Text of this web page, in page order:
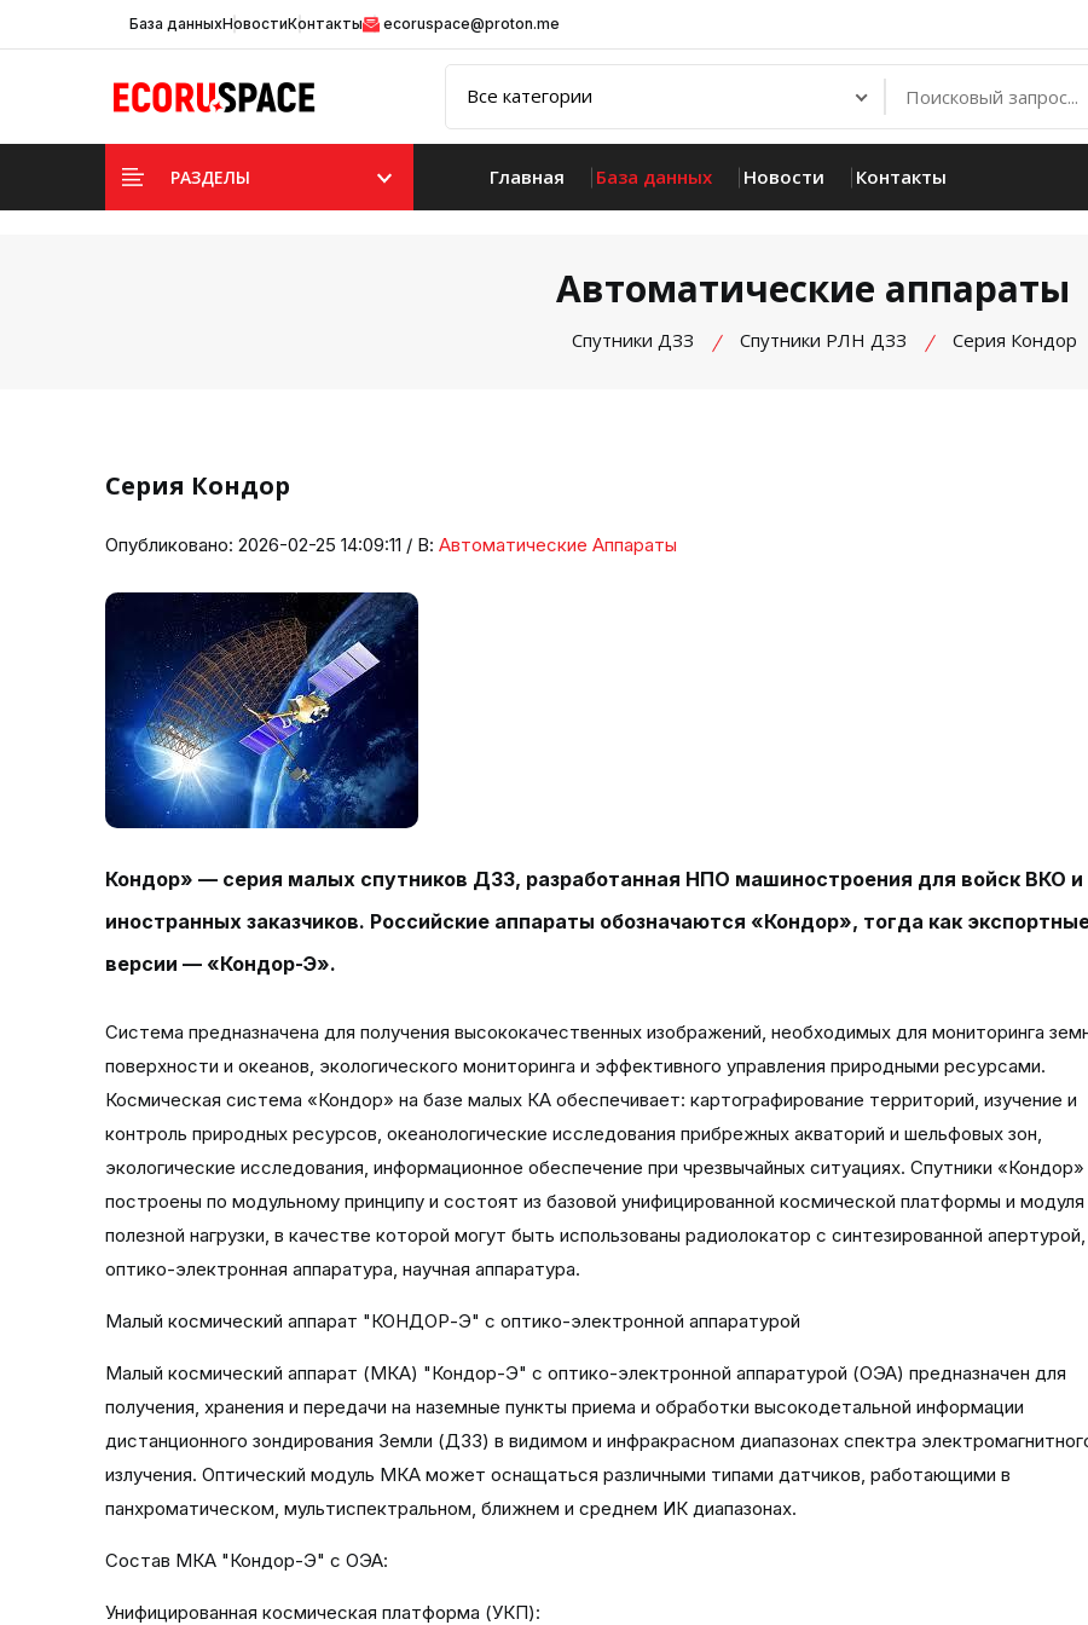
База данныхНовостиКонтакты ecoruspace@proton.me
РАЗДЕЛЫ Главная База данных Новости Контакты
Автоматические аппараты
Спутники ДЗЗ Спутники РЛН ДЗЗ Серия Кондор
Серия Кондор
Опубликовано: 2026-02-25 14:09:11 / В: Автоматические Аппараты
Кондор» — серия малых спутников ДЗЗ, разработанная НПО машиностроения для войск ВКО и
иностранных заказчиков. Российские аппараты обозначаются «Кондор», тогда как
версии — «Кондор-Э».
Система предназначена для получения высококачественных изображений, необходимых для мониторинга
поверхности и океанов, экологического мониторинга и эффективного управления природными ресурсами.
Космическая система «Кондор» на базе малых КА обеспечивает: картографирование территорий, изучение и
контроль природных ресурсов, океанологические исследования прибрежных акваторий и шельфовых зон,
экологические исследования, информационное обеспечение при чрезвычайных ситуациях. Спутники «Кондор»
построены по модульному принципу и состоят из базовой унифицированной космической платформы и модуля
полезной нагрузки, в качестве которой могут быть использованы радиолокатор с синтезированной апертурой,
оптико-электронная аппаратура, научная аппаратура.
Малый космический аппарат "КОНДОР-Э" с оптико-электронной аппаратурой
Малый космический аппарат (МКА) "Кондор-Э" с оптико-электронной аппаратурой (ОЭА) предназначен для
получения, хранения и передачи на наземные пункты приема и обработки высокодетальной информации
дистанционного зондирования Земли (ДЗЗ) в видимом и инфракрасном диапазонах спектра
излучения. Оптический модуль МКА может оснащаться различными типами датчиков, работающими в
панхроматическом, мультиспектральном, ближнем и среднем ИК диапазонах.
Состав МКА "Кондор-Э" с ОЭА:
Унифицированная космическая платформа (УКП):